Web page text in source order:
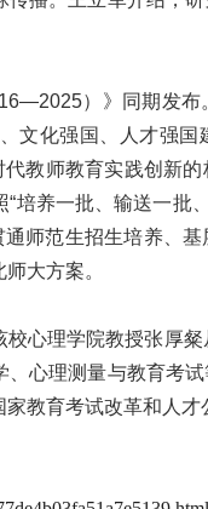
）》同期发布
文化强国、人才强
教师教育实践创新
培养一批、输送一批
通师范生招生培养、
大方案。
心理学院教授张厚
心理测量与教育考
教育考试改革和人才